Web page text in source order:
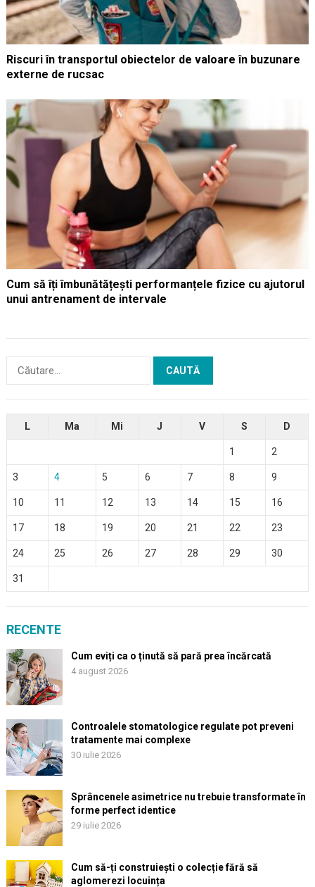
Riscuri în transportul obiectelor de valoare în buzunare
externe de rucsac
Cum să îți îmbunătățești performanțele fizice cu ajutorul
unui antrenament de intervale
Caută
L Ma Mi J V S D
1 2
3 4 5 6 7 8 9
10 11 12 13 14 15 16
17 18 19 20 21 22 23
24 25 26 27 28 29 30
31
RECENTE
Cum eviți ca o ținută să pară prea încărcată
4 august 2026
Controalele stomatologice regulate pot preveni
tratamente mai complexe
30 iulie 2026
Sprâncenele asimetrice nu trebuie transformate în
forme perfect identice
29 iulie 2026
Cum să-ți construiești o colecție fără să
aglomerezi locuința